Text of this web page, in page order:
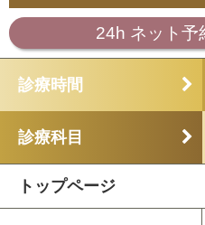
24h ネット予
診療時間
診療科目
トップページ